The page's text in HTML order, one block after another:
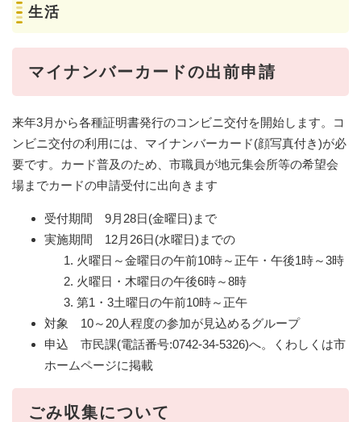
生活
マイナンバーカードの出前申請
来年3月から各種証明書発行のコンビニ交付を開始します。コ
ンビニ交付の利用には、マイナンバーカード(顔写真付き)が必
要です。カード普及のため、市職員が地元集会所等の希望会
場までカードの申請受付に出向きます
受付期間 9月28日(金曜日)まで
実施期間 12月26日(水曜日)までの
火曜日～金曜日の午前10時～正午・午後1時～3時
火曜日・木曜日の午後6時～8時
第1・3土曜日の午前10時～正午
対象 10～20人程度の参加が見込めるグループ
申込 市民課(電話番号:0742-34-5326)へ。くわしくは市
ホームページに掲載
ごみ収集について